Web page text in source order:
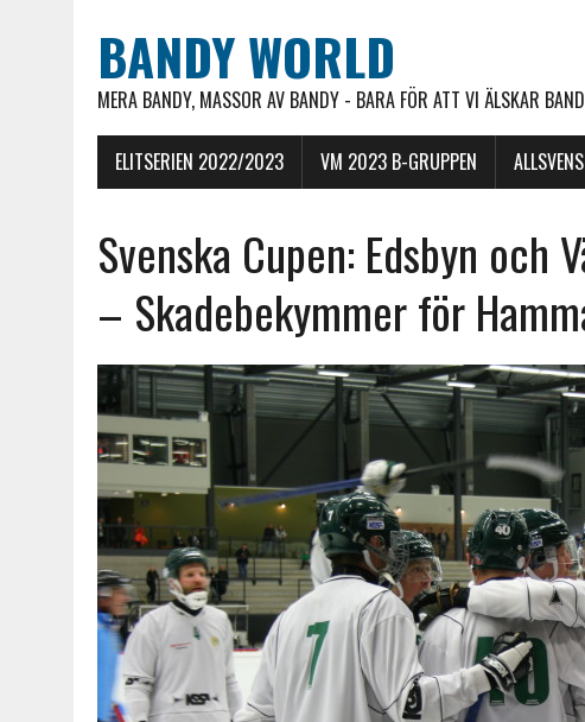
BANDY WORLD
MERA BANDY, MASSOR AV BANDY - BARA FÖR ATT VI ÄLSKAR
ELITSERIEN 2022/2023 VM 2023 B-GRUPPEN
Svenska Cupen: Edsbyn och
– Skadebekymmer för